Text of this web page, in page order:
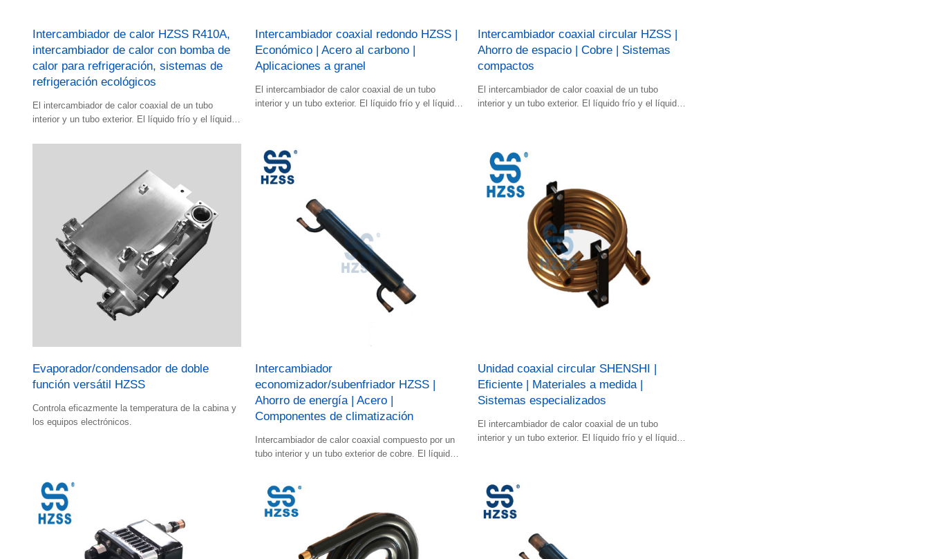
Intercambiador de calor HZSS R410A,
intercambiador de calor con bomba de
calor para refrigeración, sistemas de
refrigeración ecológicos
El intercambiador de calor coaxial de un tubo
interior y un tubo exterior. El líquido frío y el líquido
Intercambiador coaxial redondo HZSS |
Económico | Acero al carbono |
Aplicaciones a granel
El intercambiador de calor coaxial de un tubo
interior y un tubo exterior. El líquido frío y el líquido
Intercambiador coaxial circular HZSS |
Ahorro de espacio | Cobre | Sistemas
compactos
El intercambiador de calor coaxial de un tubo
interior y un tubo exterior. El líquido frío y el líquido
Evaporador/condensador de doble
función versátil HZSS
Controla eficazmente la temperatura de la cabina y
los equipos electrónicos.
Intercambiador
economizador/subenfriador HZSS |
Ahorro de energía | Acero |
Componentes de climatización
Intercambiador de calor coaxial compuesto por un
tubo interior y un tubo exterior de cobre. El líquido
Unidad coaxial circular SHENSHI |
Eficiente | Materiales a medida |
Sistemas especializados
El intercambiador de calor coaxial de un tubo
interior y un tubo exterior. El líquido frío y el líquido